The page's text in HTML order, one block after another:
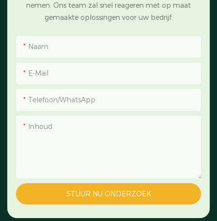
nemen. Ons team zal snel reageren met op maat
gemaakte oplossingen voor uw bedrijf.
Naam
E-Mail
Telefoon/WhatsApp
Inhoud
STUUR NU ONDERZOEK